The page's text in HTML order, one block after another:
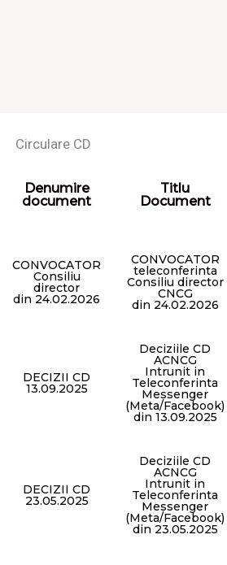
Circulare CD
Denumire
document
Titlu
Document
CONVOCATOR
Consiliu
director
din 24.02.2026
CONVOCATOR
teleconferinta
Consiliu director
CNCG
din 24.02.2026
DECIZII CD
13.09.2025
Deciziile CD
ACNCG
Intrunit in
Teleconferinta
Messenger
(Meta/Facebook)
din 13.09.2025
DECIZII CD
23.05.2025
Deciziile CD
ACNCG
Intrunit in
Teleconferinta
Messenger
(Meta/Facebook)
din 23.05.2025